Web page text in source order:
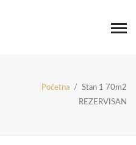
Početna /
Stan 1 70m2
REZERVISAN